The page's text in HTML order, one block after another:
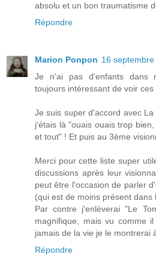
absolu et un bon traumatisme
Répondre
Marion Ponpon 16
Je n'ai pas d'enfants dans
toujours intéressant de voir ces
Je suis super d'accord avec
j'étais là "ouais ouais trop
et tout" ! Et puis au 3ème
Merci pour cette liste super
discussions après leur
peut être l'occasion de parler
(qui est de moins présent dans
Par contre j'enlèverai "Le
magnifique, mais vu comme
jamais de la vie je le montrerai
Répondre